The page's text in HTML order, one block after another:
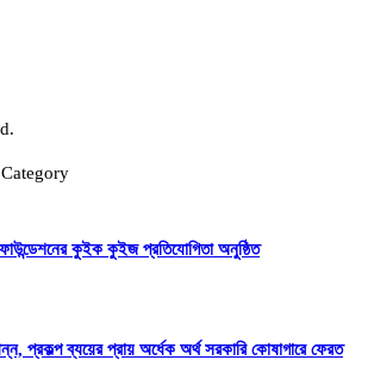
কুইক কুইজ প্রতিযোগিতা অনুষ্ঠিত
প্রকল্প ব্যয়ের প্রায় অর্ধেক অর্থ সরকারি কোষাগারে ফেরত